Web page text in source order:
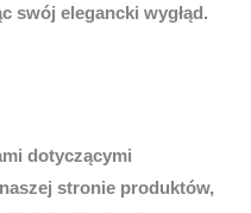
swój elegancki wygłąd.
dotyczącymi
stronie produktów,